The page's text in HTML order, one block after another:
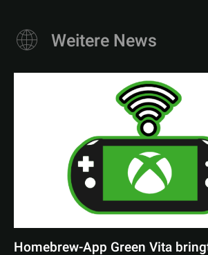
Weitere News
Homebrew-App Green Vita